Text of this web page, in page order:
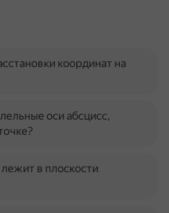
координат на
оси абсцисс,
в плоскости